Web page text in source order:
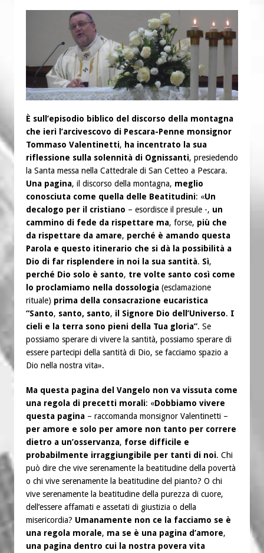
È sull’episodio biblico del discorso della montagna
che ieri l’arcivescovo di Pescara-Penne monsignor
Tommaso Valentinetti, ha incentrato la sua
riflessione sulla solennità di Ognissanti, presiedendo
la Santa messa nella Cattedrale di San Cetteo a Pescara.
Una pagina, il discorso della montagna, meglio
conosciuta come quella delle Beatitudini: «Un
decalogo per il cristiano – esordisce il presule -, un
cammino di fede da rispettare ma, forse, più che
da rispettare da amare, perché è amando questa
Parola e questo itinerario che si dà la possibilità a
Dio di far risplendere in noi la sua santità. Sì,
perché Dio solo è santo, tre volte santo così come
lo proclamiamo nella dossologia (esclamazione
rituale) prima della consacrazione eucaristica
“Santo, santo, santo, il Signore Dio dell’Universo. I
cieli e la terra sono pieni della Tua gloria”. Se
possiamo sperare di vivere la santità, possiamo sperare di
essere partecipi della santità di Dio, se facciamo spazio a
Dio nella nostra vita».
Ma questa pagina del Vangelo non va vissuta come
una regola di precetti morali: «Dobbiamo vivere
questa pagina – raccomanda monsignor Valentinetti –
per amore e solo per amore non tanto per correre
dietro a un’osservanza, forse difficile e
probabilmente irraggiungibile per tanti di noi. Chi
può dire che vive serenamente la beatitudine della povertà
o chi vive serenamente la beatitudine del pianto? O chi
vive serenamente la beatitudine della purezza di cuore,
dell’essere affamati e assetati di giustizia o della
misericordia? Umanamente non ce la facciamo se è
una regola morale, ma se è una pagina d’amore,
una pagina dentro cui la nostra povera vita